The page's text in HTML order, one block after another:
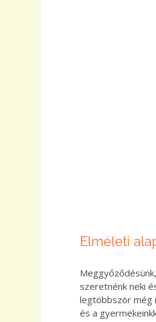
Elméleti
szeretnénk neki
legtöbbször még
és a